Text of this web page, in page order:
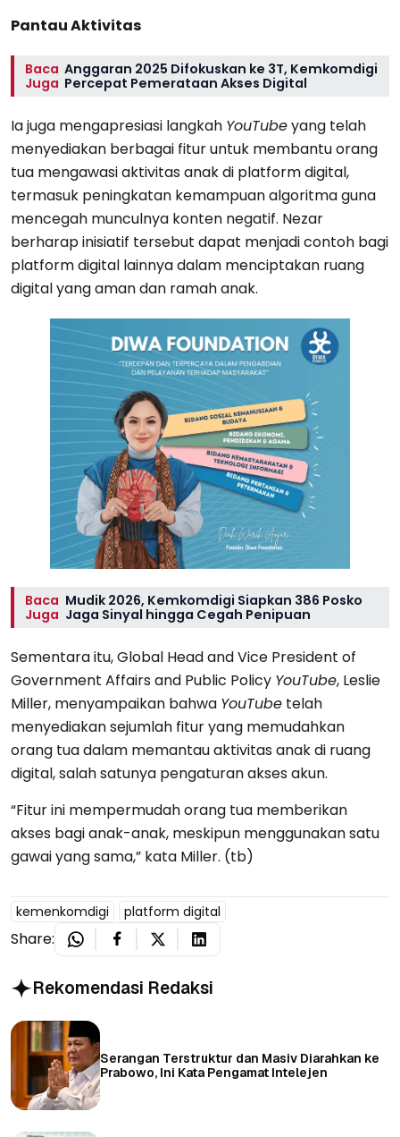
Pantau Aktivitas
Baca
Juga
Anggaran 2025 Difokuskan ke 3T, Kemkomdigi
Percepat Pemerataan Akses Digital
Ia juga mengapresiasi langkah YouTubeyang telah
menyediakan berbagai fitur untuk membantu orang
tua mengawasi aktivitas anak di platform digital,
termasuk peningkatan kemampuan algoritma guna
mencegah munculnya konten negatif. Nezar
berharap inisiatif tersebut dapat menjadi contoh bagi
platform digital lainnya dalam menciptakan ruang
digital yang aman dan ramah anak.
Baca
Juga
Mudik 2026, Kemkomdigi Siapkan 386 Posko
Jaga Sinyal hingga Cegah Penipuan
Sementara itu, Global Head and Vice President of
Government Affairs and Public Policy YouTube, Leslie
Miller, menyampaikan bahwa YouTube telah
menyediakan sejumlah fitur yang memudahkan
orang tua dalam memantau aktivitas anak di ruang
digital, salah satunya pengaturan akses akun.
“Fitur ini mempermudah orang tua memberikan
akses bagi anak-anak, meskipun menggunakan satu
gawai yang sama,” kata Miller. (tb)
kemenkomdigi platform digital
Share:
Rekomendasi Redaksi
Serangan Terstruktur dan Masiv Diarahkan ke
Prabowo, Ini Kata Pengamat Intelejen